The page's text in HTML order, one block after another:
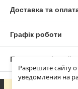
Разрешите сайту
уведомления на
Доставка та
Графік роботи
Повна версія сайту
Сейчас